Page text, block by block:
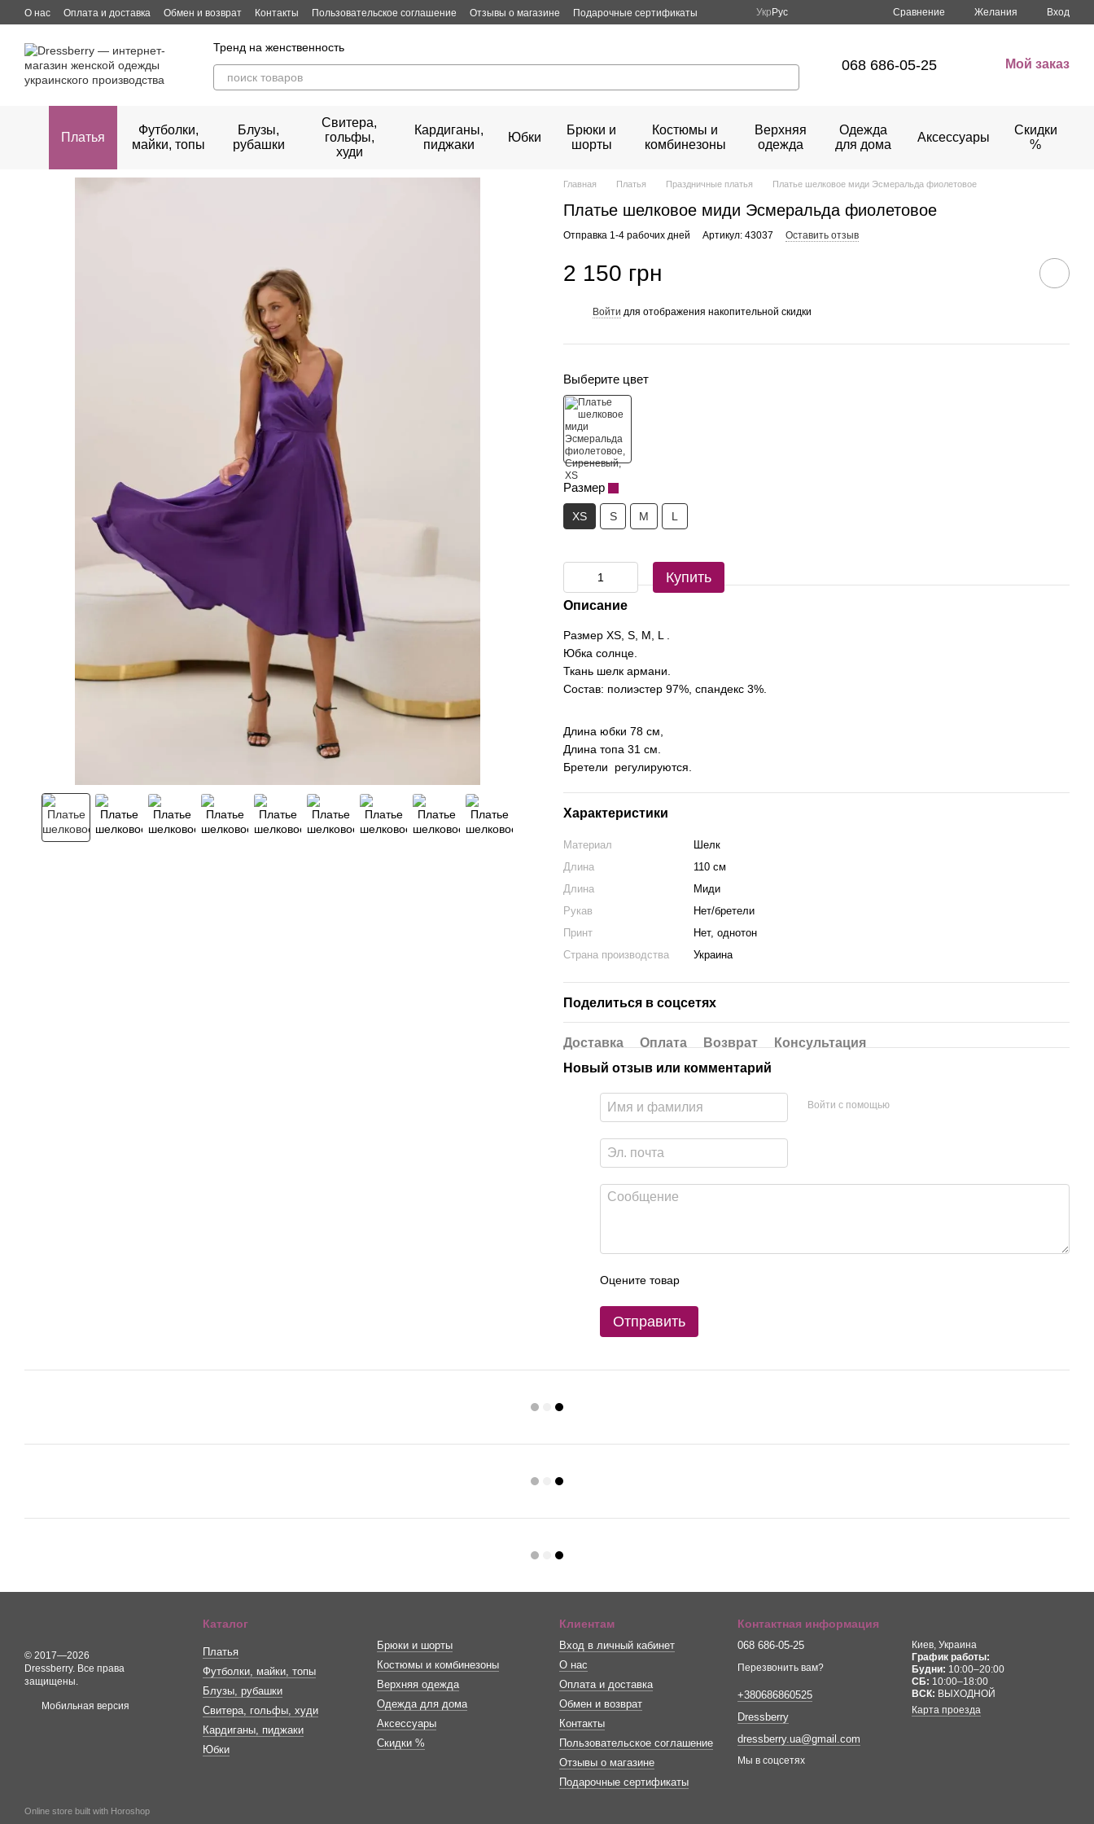
Перейти к основному контенту
О нас Оплата и доставка Обмен и возврат Контакты Пользовательское соглашение Отзывы о магазине Подарочные сертификаты Укр Рус Сравнение Желания Вход
Тренд на женственность
068 686-05-25 Мой заказ
Платья
Футболки,
майки, топы
Блузы,
рубашки
Свитера,
гольфы,
худи
Кардиганы,
пиджаки
Юбки
Брюки и
шорты
Костюмы и
комбинезоны
Верхняя
одежда
Одежда
для дома
Аксессуары
Скидки
%
Главная Платья Праздничные платья Платье шелковое миди Эсмеральда фиолетовое
Платье шелковое миди Эсмеральда фиолетовое
Отправка 1-4 рабочих дней Артикул: 43037 Оставить отзыв
2 150 грн
Войти для отображения накопительной скидки
Выберите цвет
Размер
XS S M L
Купить
Описание
Размер XS, S, M, L .
Юбка солнце.
Ткань шелк армани.
Состав: полиэстер 97%, спандекс 3%.
Длина юбки 78 см,
Длина топа 31 см.
Бретели регулируются.
Характеристики
Материал
Шелк
Длина
110 см
Длина
Миди
Рукав
Нет/бретели
Принт
Нет, однотон
Страна производства
Украина
Поделиться в соцсетях
Доставка Оплата Возврат
Консультация
Новый отзыв или комментарий
Войти с помощью
Оцените товар
Отправить
© 2017—2026
Dressberry. Все права
защищены.
Мобильная версия
Online store built with Horoshop
Каталог
Платья
Футболки, майки, топы
Блузы, рубашки
Свитера, гольфы, худи
Кардиганы, пиджаки
Юбки
Брюки и шорты
Костюмы и комбинезоны
Верхняя одежда
Одежда для дома
Аксессуары
Скидки %
Клиентам
Вход в личный кабинет
О нас
Оплата и доставка
Обмен и возврат
Контакты
Пользовательское соглашение
Отзывы о магазине
Подарочные сертификаты
Контактная информация
068 686-05-25
Перезвонить вам?
+380686860525
Dressberry
dressberry.ua@gmail.com
Киев, Украина
График работы:
Будни: 10:00–20:00
СБ: 10:00–18:00
ВСК: ВЫХОДНОЙ
Карта проезда
Мы в соцсетях